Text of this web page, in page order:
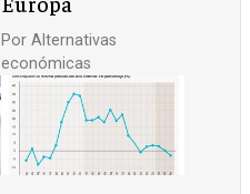
Por Alternativas
económicas